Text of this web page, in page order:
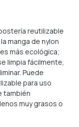
reutilizable
manga de nylon
más ecológica;
limpia fácilmente,
Puede
para uso
también
muy grasos o